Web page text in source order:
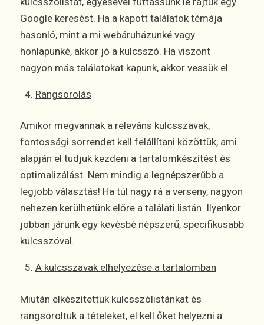
Google keresést. Ha a kapott találatok témája
hasonló, mint a mi webáruházunké vagy
honlapunké, akkor jó a kulcsszó. Ha viszont
nagyon más találatokat kapunk, akkor vessük el.
Rangsorolás
Amikor megvannak a releváns kulcsszavak,
fontossági sorrendet kell felállítani közöttük, ami
alapján el tudjuk kezdeni a tartalomkészítést és
optimalizálást. Nem mindig a legnépszerűbb a
legjobb választás! Ha túl nagy rá a verseny, nagyon
nehezen kerülhetünk előre a találati listán. Ilyenkor
jobban járunk egy kevésbé népszerű, specifikusabb
kulcsszóval.
A kulcsszavak elhelyezése a tartalomban
Miután elkészítettük kulcsszólistánkat és
rangsoroltuk a tételeket, el kell őket helyezni a